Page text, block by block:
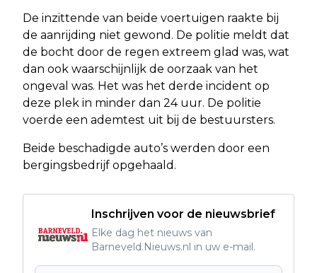
De inzittende van beide voertuigen raakte bij
de aanrijding niet gewond. De politie meldt dat
de bocht door de regen extreem glad was, wat
dan ook waarschijnlijk de oorzaak van het
ongeval was. Het was het derde incident op
deze plek in minder dan 24 uur. De politie
voerde een ademtest uit bij de bestuursters.
Beide beschadigde auto’s werden door een
bergingsbedrijf opgehaald.
Inschrijven voor de nieuwsbrief
Elke dag het nieuws van
Barneveld.Nieuws.nl in uw e-mail.